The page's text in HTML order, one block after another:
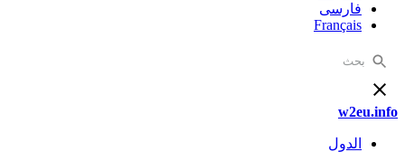
فارسی
Français
w2eu.info
الدول